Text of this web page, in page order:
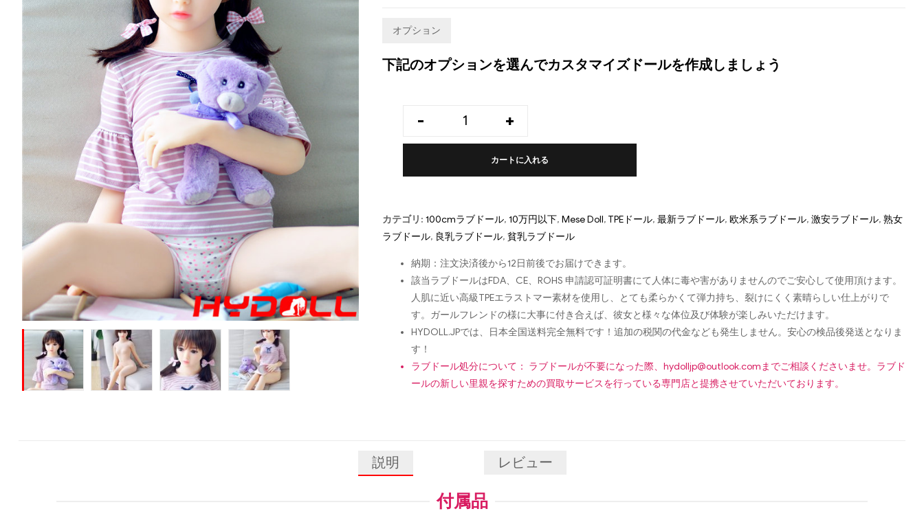
オプション
下記のオプションを選んでカスタマイズドールを作成しましょう
- +
カートに入れる
カテゴリ: 100cmラブドール, 10万円以下, Mese Doll, TPEドール, 最新ラブドール, 欧米系ラブドール, 激安ラブドール, 熟女
ラブドール, 良乳ラブドール, 貧乳ラブドール
納期：注文決済後から12日前後でお届けできます。
該当ラブドールはFDA、CE、ROHS 申請認可証明書にて人体に毒や害がありませんのでご安心して使用頂けます。
人肌に近い高級TPEエラストマー素材を使用し、とても柔らかくて弾力持ち、裂けにくく素晴らしい仕上がりで
す。ガールフレンドの様に大事に付き合えば、彼女と様々な体位及び体験が楽しみいただけます。
HYDOLL.JPでは、日本全国送料完全無料です！追加の税関の代金なども発生しません。安心の検品後発送となりま
す！
ラブドール処分について： ラブドールが不要になった際、 hydolljp@outlook.comまでご相談くださいませ。ラブド
ールの新しい里親を探すための買取サービスを行っている専門店と提携させていただいております。
説明 レビュー
付属品